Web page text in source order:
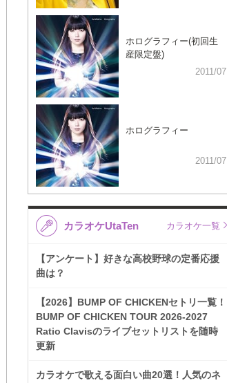
ホログラフィー(初回生
産限定盤)
2011/07
ホログラフィー
2011/07
カラオケUtaTen カラオケ一覧
【アンケート】好きな高校野球の定番応援
曲は？
【2026】BUMP OF CHICKENセトリ一覧！
BUMP OF CHICKEN TOUR 2026-2027
Ratio Clavisのライブセットリストを随時
更新
カラオケで歌える面白い曲20選！人気のネ